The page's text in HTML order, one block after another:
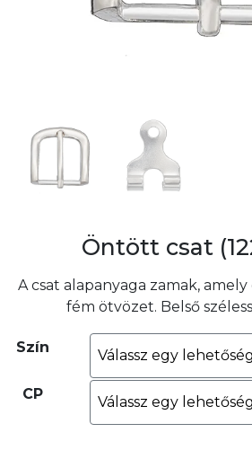
Öntött csat
A csat alapanyaga zamak,
fém ötvözet. Belső
Szín
CP